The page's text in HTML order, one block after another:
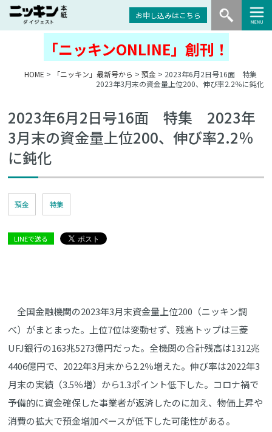
お申し込みはこちら
「ニッキンONLINE」創刊！
HOME > 「ニッキン」最新号から > 預金 > 2023年6月2日号16面 特集
2023年3月末の資金量上位200、伸び率2.2％に鈍化
2023年6月2日号16面 特集 2023年
3月末の資金量上位200、伸び率2.2％
に鈍化
預金 特集
LINEで送る
全国金融機関の2023年3月末資金量上位200（ニッキン調
べ）がまとまった。上位7位は変動せず、残高トップは三菱
UFJ銀行の163兆5273億円だった。全機関の合計残高は1312兆
4406億円で、2022年3月末から2.2％増えた。伸び率は2022年3
月末の実績（3.5％増）から1.3ポイント低下した。コロナ禍で
予備的に資金確保した事業者が返済したのに加え、物価上昇や
消費の拡大で預金増加ペースが低下した可能性がある。